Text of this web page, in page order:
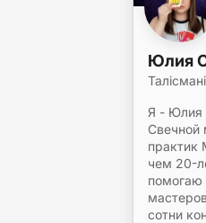
Юлия
Я - Юлия
Свечной
практик
чем 20-
помогаю
сотни